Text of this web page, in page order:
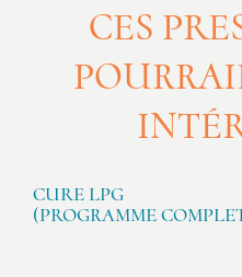
CES
CURE LPG
(PROGRAMME